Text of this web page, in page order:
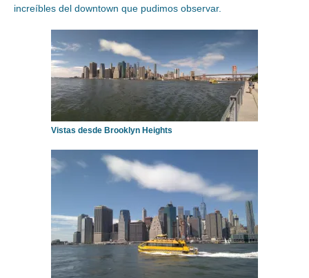
increíbles del downtown que pudimos observar.
Vistas desde Brooklyn Heights